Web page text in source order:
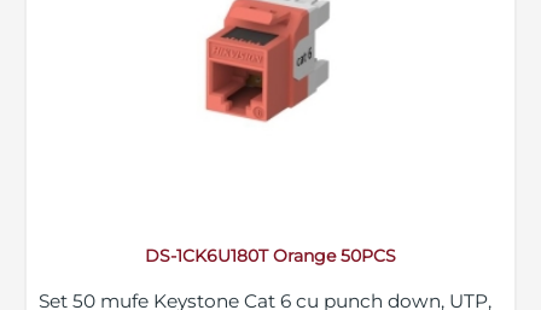
DS-1CK6U180T Orange 50PCS
Set 50 mufe Keystone Cat 6 cu punch down, UTP,